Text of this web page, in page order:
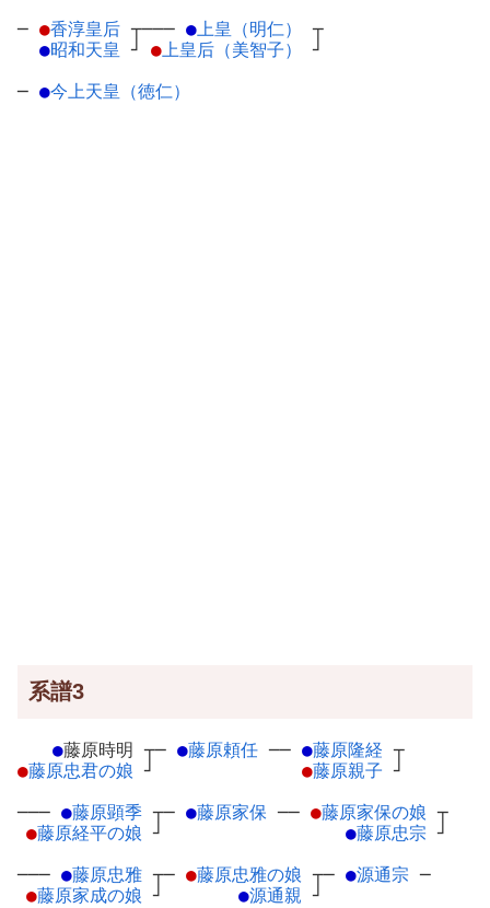
─ ●香淳皇后 ┬
●昭和天皇 ┘
─── ● 上皇（明仁）
┬
● 上皇后（美智子） ┘
─ ●今上天皇（徳仁）
系譜3
●藤原時明 ┬
●藤原忠君の娘 ┘
─ ●藤原頼任 ── ●藤原隆経 ┬
●藤原親子 ┘
─── ●藤原顕季 ┬
●藤原経平の娘 ┘
─ ●藤原家保 ── ●藤原家保の娘 ┬
●藤原忠宗 ┘
─── ●藤原忠雅 ┬
●藤原家成の娘 ┘
─ ●藤原忠雅の娘 ┬
●源通親 ┘
─ ●源通宗 ─